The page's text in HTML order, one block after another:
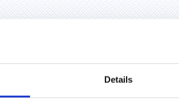
Details
kad įmonė nesiekia trumpalaikio pelno,